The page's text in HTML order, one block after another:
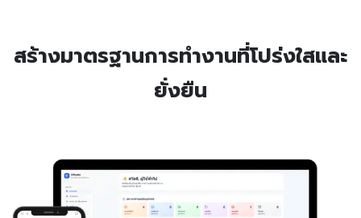
สร้างมาตรฐานการทำงานที่โปร่งใสและ
ยั่งยืน